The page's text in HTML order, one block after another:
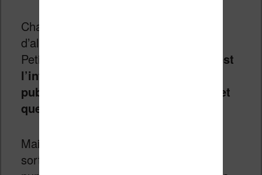
Chaque semaine des nouvelles pages
d’albums sont disponibles à la lecture.
Petit à petit, et au fil des semaines,
c’est
l’intégralité de l’album qui aura été
publié sous cette forme numérique et
que vous pourrez lire.
Mais attention, une semaine avant la
sortie de l’album papier, la version